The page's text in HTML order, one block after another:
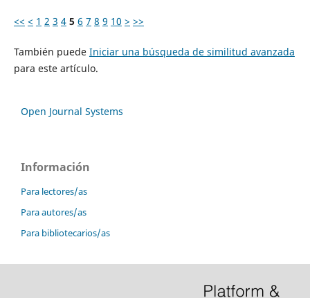
<< < 1 2 3 4 5 6 7 8 9 10 > >>
También puede Iniciar una búsqueda de similitud avanzada
para este artículo.
Open Journal Systems
Información
Para lectores/as
Para autores/as
Para bibliotecarios/as